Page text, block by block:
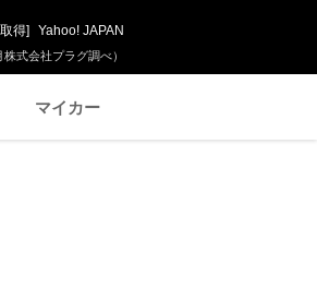
式会社プラグ調べ）
得] Yahoo! JAPAN
マイカー